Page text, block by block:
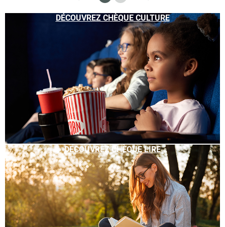
DÉCOUVREZ CHÈQUE CULTURE
DÉCOUVREZ CHÈQUE LIRE